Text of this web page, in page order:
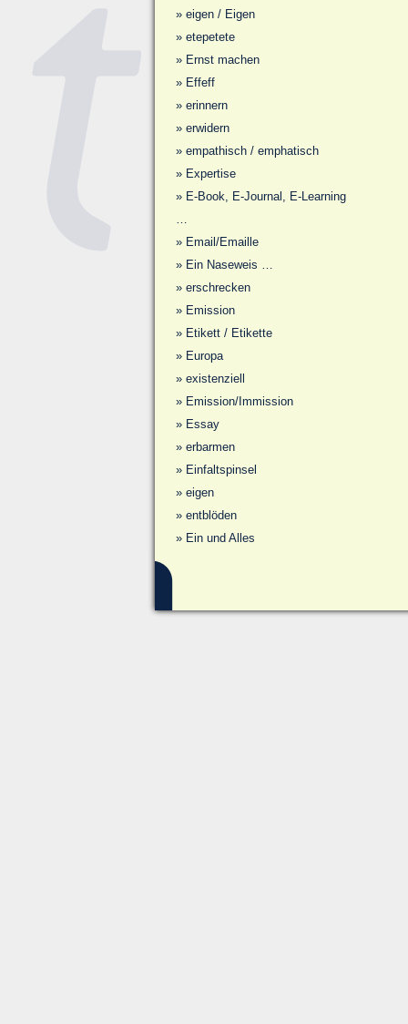
» eigen / Eigen
» etepetete
» Ernst machen
» Effeff
» erinnern
» erwidern
» empathisch / emphatisch
» Expertise
» E-Book, E-Journal, E-Learning
…
» Email/Emaille
» Ein Naseweis …
» erschrecken
» Emission
» Etikett / Etikette
» Europa
» existenziell
» Emission/Immission
» Essay
» erbarmen
» Einfaltspinsel
» eigen
» entblöden
» Ein und Alles